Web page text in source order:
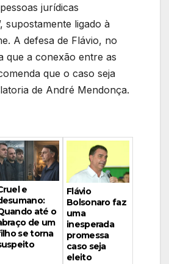
jurídicas
supostamente ligado à
A defesa de Flávio, no
que a conexão entre as
que o caso seja
de André Mendonça.
e
até o
de um
se torna
Flávio
Bolsonaro faz
uma
inesperada
promessa
caso seja
eleito